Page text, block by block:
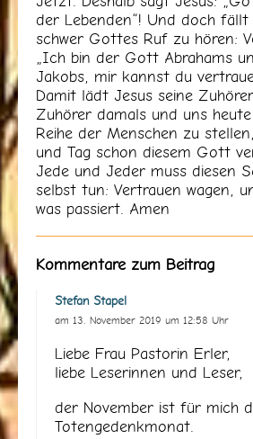
der Lebenden“! Und doch fällt
schwer Gottes Ruf zu hören:
„Ich bin der Gott Abrahams
Jakobs, mir kannst du
Damit lädt Jesus seine
Zuhörer damals und uns
Reihe der Menschen zu
und Tag schon diesem Gott
Jede und Jeder muss diesen
selbst tun: Vertrauen wagen,
was passiert. Amen
Kommentare zum Beitrag
Stefan Stapel
am 13. November 2019 um 12:58 Uhr
Liebe Frau Pastorin Erler,
liebe Leserinnen und Leser,
der November ist für mich
Totengedenkmonat.